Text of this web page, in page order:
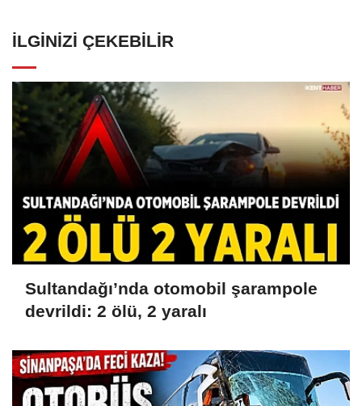
İLGINIZI ÇEKEBILIR
Sultandağı’nda otomobil şarampole
devrildi: 2 ölü, 2 yaralı